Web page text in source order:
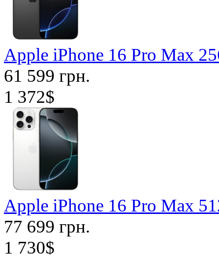
Apple iPhone 16 Pro Max
61 599 грн.
1 372$
Apple iPhone 16 Pro Max
77 699 грн.
1 730$